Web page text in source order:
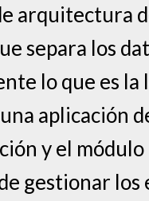
arquitectura
separa los
lo que es la
aplicación
y el módulo
gestionar los